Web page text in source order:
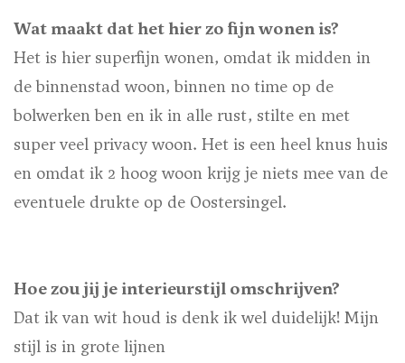
Wat maakt dat het hier zo fijn wonen is?
Het is hier superfijn wonen, omdat ik midden in
de binnenstad woon, binnen no time op de
bolwerken ben en ik in alle rust, stilte en met
super veel privacy woon. Het is een heel knus huis
en omdat ik 2 hoog woon krijg je niets mee van de
eventuele drukte op de Oostersingel.
Hoe zou jij je interieurstijl omschrijven?
Dat ik van wit houd is denk ik wel duidelijk! Mijn
stijl is in grote lijnen